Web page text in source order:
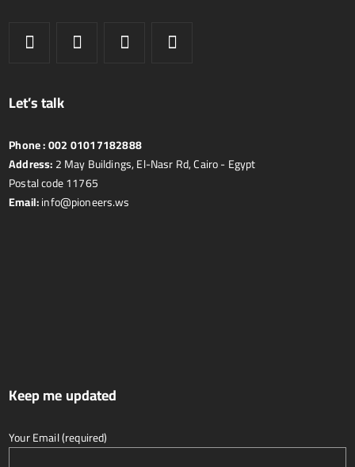
Let’s talk
Phone :002 01017182888
Address:2 May Buildings, El-Nasr Rd, Cairo - Egypt
Postal code 11765
Email:info@pioneers.ws
Keep me updated
Your Email (required)